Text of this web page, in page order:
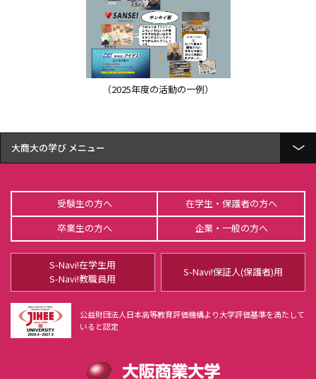
（2025年度の活動の一例）
大商大の学び
総合経営学部 経営学科とは
総合経営学部 商学科とは
公共学部 公共学科とは
フィールドワークゼミナール
池田潔ゼミナール
受験生の方へ
在学生・保護者の方へ
卒業生の方へ
企業・一般の方へ
S-Navi!在学生用
S-Navi!教職員用
S-Navi!保証人(保護者)用
公益財団法人日本高等教育評価機構より大学評価基準を満たして
いると認定